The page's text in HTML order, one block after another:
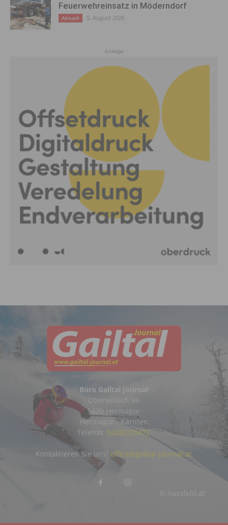
Feuerwehreinsatz in Möderndorf
Aktuell 5. August 2026
Anzeige
Büro Gailtal Journal
Obervellach 99
9620 Hermagor
Hermagor - Kärnten
Telefon: 04282/20472
© nassfeld.at
Kontaktieren Sie uns: office@gailtal-journal.at